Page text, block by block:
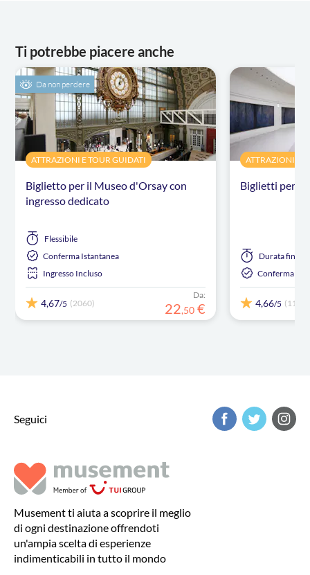
Ti potrebbe piacere anche
Da non perdere
ATTRAZIONI E TOUR GUIDATI
Biglietto per il Museo d'Orsay con
ingresso dedicato
Flessibile
Conferma Istantanea
Ingresso Incluso
4,67/5 (2060)
Da:
22,50 €
ATTRAZIONI E
Biglietti per il
Duratafino a
Conferma
4,66/5 (1102)
Seguici
Musement ti aiuta a scoprire il meglio
di ogni destinazione offrendoti
un'ampia scelta di esperienze
indimenticabili in tutto il mondo